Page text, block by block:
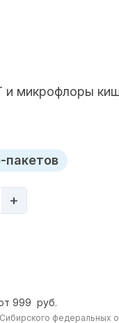
микрофлоры
пакетов
999 руб.
федеральных